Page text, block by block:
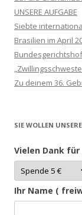
UNSERE AUFGABE
Siebte
Brasilien im April
Zu deinem 36.
SIE WOLLEN
Vielen Dank für
Ihr Name (